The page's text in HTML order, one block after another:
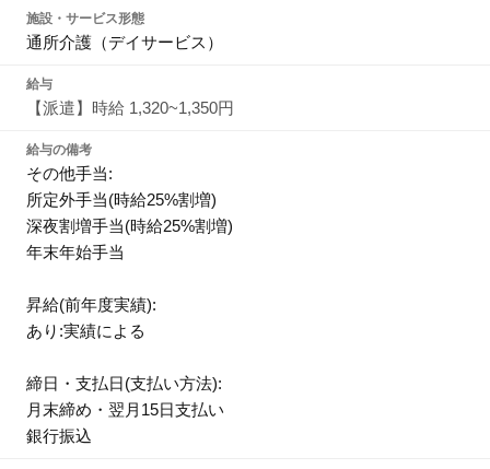
施設・サービス形態
通所介護（デイサービス）
給与
【派遣】時給 1,320~1,350円
給与の備考
その他手当:
所定外手当(時給25%割増)
深夜割増手当(時給25%割増)
年末年始手当
昇給(前年度実績):
あり:実績による
締日・支払日(支払い方法):
月末締め・翌月15日支払い
銀行振込